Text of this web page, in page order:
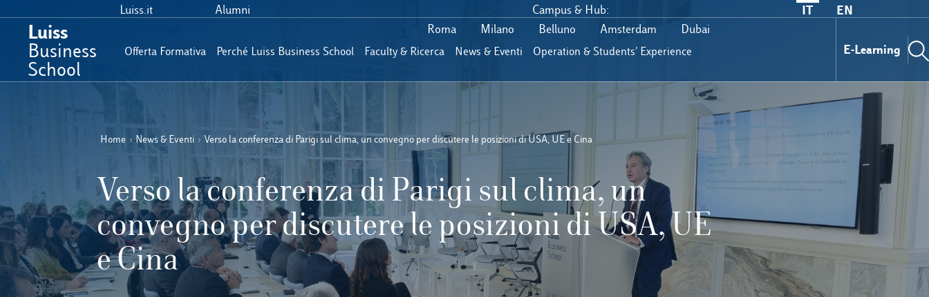
Luiss.it Alumni
Campus & Hub:
Roma
Milano Belluno Amsterdam Dubai
IT EN
Luiss
Business
School
Offerta Formativa Perché Luiss Business School Faculty & Ricerca News & Eventi Operation & Students’ Experience E-Learning
Home › News & Eventi › Verso la conferenza di Parigi sul clima, un convegno per discutere le posizioni di USA, UE e Cina
Verso la conferenza di Parigi sul clima, un
convegno per discutere le posizioni di USA, UE
e Cina